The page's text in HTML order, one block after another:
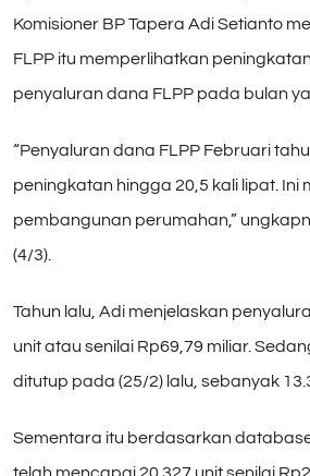
Komisioner BP Tapera Adi Setianto
FLPP itu memperlihatkan
penyaluran dana FLPP pada bulan
“Penyaluran dana FLPP Februari
peningkatan hingga 20,5 kali lipat.
pembangunan perumahan,”
(4/3).
Tahun lalu, Adi menjelaskan
unit atau senilai Rp69,79 miliar.
ditutup pada (25/2) lalu, sebanyak
Sementara itu berdasarkan